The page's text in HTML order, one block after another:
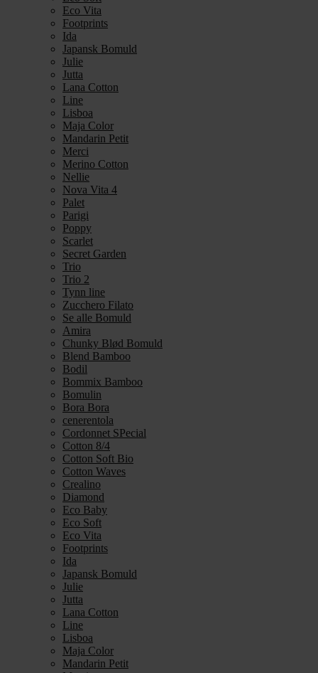
Eco Vita
Footprints
Ida
Japansk Bomuld
Julie
Jutta
Lana Cotton
Line
Lisboa
Maja Color
Mandarin Petit
Merci
Merino Cotton
Nellie
Nova Vita 4
Palet
Parigi
Poppy
Scarlet
Secret Garden
Trio
Trio 2
Tynn line
Zucchero Filato
Se alle Bomuld
Amira
Chunky Blød Bomuld
Blend Bamboo
Bodil
Bommix Bamboo
Bomulin
Bora Bora
cenerentola
Cordonnet SPecial
Cotton 8/4
Cotton Soft Bio
Cotton Waves
Crealino
Diamond
Eco Baby
Eco Soft
Eco Vita
Footprints
Ida
Japansk Bomuld
Julie
Jutta
Lana Cotton
Line
Lisboa
Maja Color
Mandarin Petit